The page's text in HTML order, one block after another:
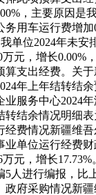
，主要原因是
务用车运行费增加
单位2024年未安
元，增长0.00%
支出经费。 关
年上年结转结
业服务中心2024
结余情况明细表
经费情况新疆维
业单位运行经费财
元，增长
人进行编报，比
政府采购情况新